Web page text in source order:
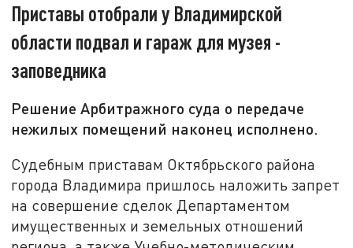
Приставы отобрали у Владимирской
области подвал и гараж для музея -
заповедника
Решение Арбитражного суда о передаче
нежилых помещений наконец исполнено.
Судебным приставам Октябрьского района
города Владимира пришлось наложить запрет
на совершение сделок Департаментом
имущественных и земельных отношений